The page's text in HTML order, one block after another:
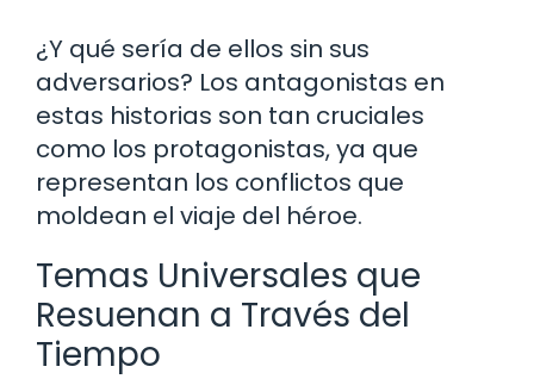
¿Y qué sería de ellos sin sus
adversarios? Los antagonistas en
estas historias son tan cruciales
como los protagonistas, ya que
representan los conflictos que
moldean el viaje del héroe.
Temas Universales que
Resuenan a Través del
Tiempo